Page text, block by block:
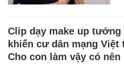
Clip dạy make up
khiến cư dân mạng
Cho con làm vậy có nên